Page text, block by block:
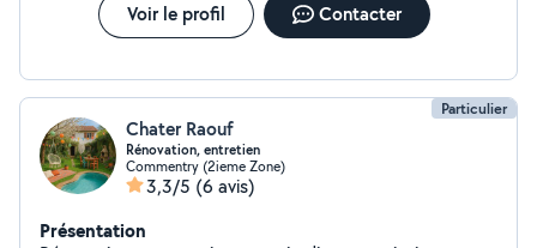
Voir le profil Contacter
Particulier
Chater Raouf
Rénovation, entretien
Commentry (2ieme Zone)
3,3/5 (6 avis)
Présentation